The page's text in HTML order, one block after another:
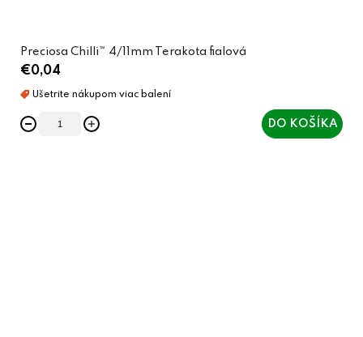
Preciosa Chilli™ 4/11mm Terakota fialová
€0,04
DO KOŠÍKA